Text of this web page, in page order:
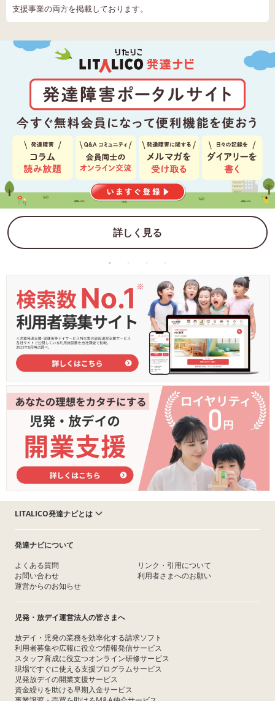
支援事業の両方を掲載しております。
詳しく見る
LITALICO発達ナビとは
発達ナビについて
よくある質問
お問い合わせ
運営からのお知らせ
リンク・引用について
利用者さまへのお願い
児発・放デイ運営法人の皆さまへ
放デイ・児発の業務を効率化する請求ソフト
利用者募集や広報に役立つ情報発信サービス
スタッフ育成に役立つオンライン研修サービス
現場ですぐに使える支援プログラムサービス
児発放デイの開業支援サービス
資金繰りを助ける早期入金サービス